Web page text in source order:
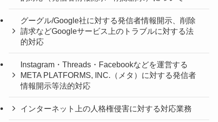
グーグル/Google社に対する発信者情報開示、削除
請求などGoogleサービス上のトラブルに対する法
的対応
Instagram・Threads・Facebookなどを運営する
META PLATFORMS, INC.（メタ）に対する発信者
情報開示等法的対応
インターネット上の人格権侵害に対する対応業務